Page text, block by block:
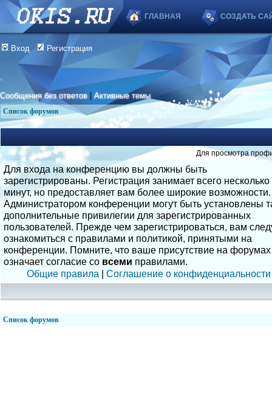
ГЛАВНАЯ СОЗДАТЬ
Вход Регистрация
Сообщения без ответов |Активные темы
Список форумов
Для просмотра
Для входа на конференцию вы должны быть
зарегистрированы. Регистрация занимает всего несколько
минут, но предоставляет вам более широкие возможности.
Администратором конференции могут быть установлены
дополнительные привилегии для зарегистрированных
пользователей. Прежде чем зарегистрироваться, вам
ознакомиться с правилами и политикой, принятыми на
конференции. Помните, что ваше присутствие на форумах
означает согласие со всеми правилами.
Общие правила | Соглашение о конфиденциальности
Список форумов